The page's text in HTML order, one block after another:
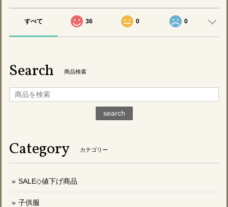
すべて 36 0 0
Search 商品検索
search
Category カテゴリー
SALE◇値下げ商品
子供服